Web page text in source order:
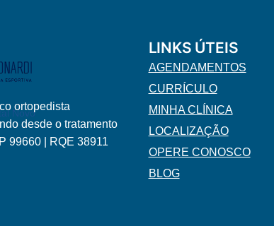
Novo
ortopedista
desde o tratamento
99660 | RQE 38911
LINKS ÚTEIS
AGENDAMENTOS
CURRÍCULO
MINHA CLÍNICA
LOCALIZAÇÃO
OPERE CONOSCO
BLOG